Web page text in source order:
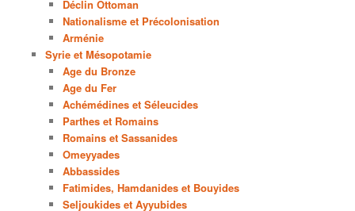
Déclin Ottoman
Nationalisme et Précolonisation
Arménie
Syrie et Mésopotamie
Age du Bronze
Age du Fer
Achémédines et Séleucides
Parthes et Romains
Romains et Sassanides
Omeyyades
Abbassides
Fatimides, Hamdanides et Bouyides
Seljoukides et Ayyubides